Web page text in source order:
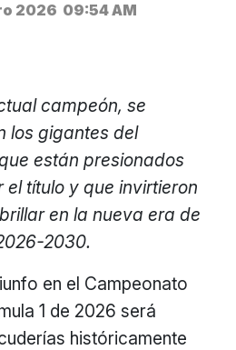
2026 09:54 AM
campeón, se
los gigantes del
están presionados
título y que invirtieron
en la nueva era de
2030.
en el Campeonato
1 de 2026 será
históricamente